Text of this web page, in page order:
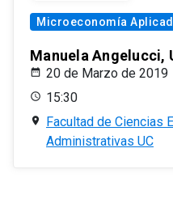
Microeconomía
Manuela Angelucci,
20 de Marzo de 2019
15:30
Facultad de Ciencias
Administrativas UC